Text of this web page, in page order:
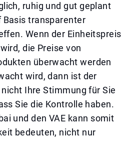
ruhig und gut geplant
Basis transparenter
Wenn der Einheitspreis
die Preise von
überwacht werden
wird, dann ist der
Ihre Stimmung für Sie
Sie die Kontrolle haben.
und den VAE kann somit
bedeuten, nicht nur